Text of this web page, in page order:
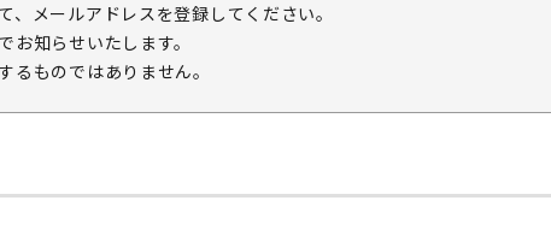
、メールアドレスを登録してください。
お知らせいたします。
るものではありません。